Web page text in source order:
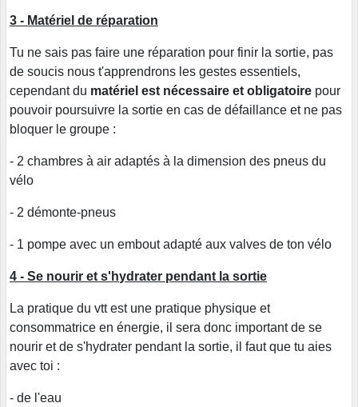
3 - Matériel de réparation
Tu ne sais pas faire une réparation pour finir la sortie, pas
de soucis nous t'apprendrons les gestes essentiels,
cependant du matériel est nécessaire et obligatoire pour
pouvoir poursuivre la sortie en cas de défaillance et ne pas
bloquer le groupe :
- 2 chambres à air adaptés à la dimension des pneus du
vélo
- 2 démonte-pneus
- 1 pompe avec un embout adapté aux valves de ton vélo
4 - Se nourir et s'hydrater pendant la sortie
La pratique du vtt est une pratique physique et
consommatrice en énergie, il sera donc important de se
nourir et de s'hydrater pendant la sortie, il faut que tu aies
avec toi :
- de l'eau